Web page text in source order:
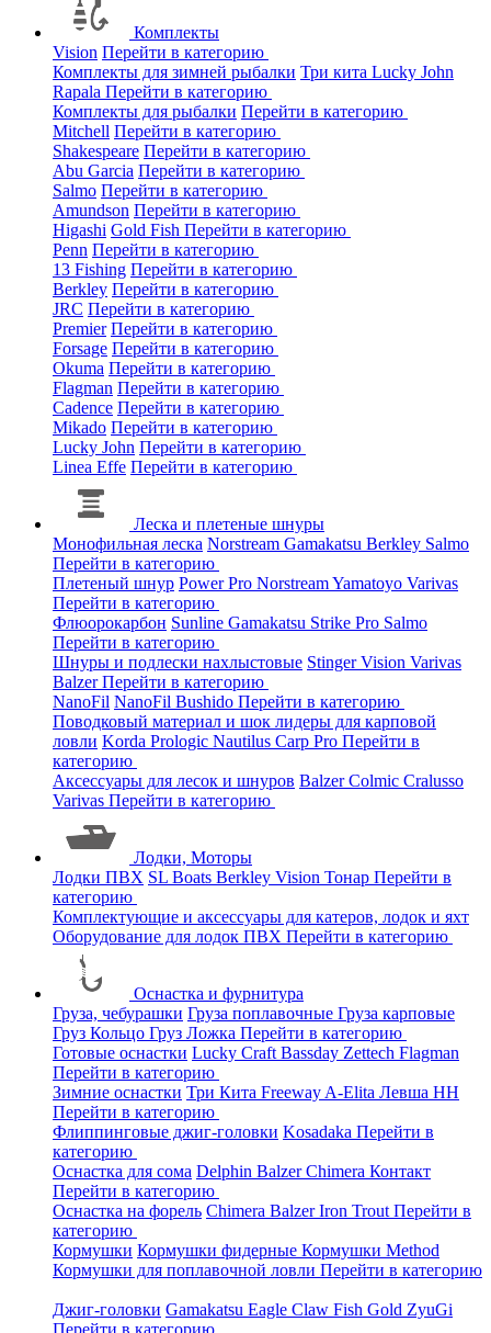
Комплекты
Vision Перейти в категорию
Комплекты для зимней рыбалки Три кита Lucky John
Rapala Перейти в категорию
Комплекты для рыбалки Перейти в категорию
Mitchell Перейти в категорию
Shakespeare Перейти в категорию
Abu Garcia Перейти в категорию
Salmo Перейти в категорию
Amundson Перейти в категорию
Higashi Gold Fish Перейти в категорию
Penn Перейти в категорию
13 Fishing Перейти в категорию
Berkley Перейти в категорию
JRC Перейти в категорию
Premier Перейти в категорию
Forsage Перейти в категорию
Okuma Перейти в категорию
Flagman Перейти в категорию
Cadence Перейти в категорию
Mikado Перейти в категорию
Lucky John Перейти в категорию
Linea Effe Перейти в категорию
Леска и плетеные шнуры
Монофильная леска Norstream Gamakatsu Berkley Salmo
Перейти в категорию
Плетеный шнур Power Pro NorstreamYamatoyo Varivas
Перейти в категорию
Флюорокарбон Sunline Gamakatsu Strike Pro Salmo
Перейти в категорию
Шнуры и подлески нахлыстовые StingerVision Varivas
BalzerПерейти в категорию
NanoFil NanoFil Bushido Перейти в категорию
Поводковый материал и шок лидеры для карповой
ловли Korda Prologic Nautilus Carp Pro Перейти в
категорию
Аксессуары для лесок и шнуров BalzerColmic Cralusso
Varivas Перейти в категорию
Лодки, Моторы
Лодки ПВХ SL Boats Berkley Vision Тонар Перейти в
категорию
Комплектующие и аксессуары для катеров, лодок и яхт
Оборудование для лодок ПВХ Перейти в категорию
Оснастка и фурнитура
Груза, чебурашки Груза поплавочные Груза карповые
Груз Кольцо Груз Ложка Перейти в категорию
Готовые оснастки Lucky Craft Bassday Zettech Flagman
Перейти в категорию
Зимние оснастки Три Кита Freeway A-Elita Левша НН
Перейти в категорию
Флиппинговые джиг-головки Kosadaka Перейти в
категорию
Оснастка для сома Delphin BalzerChimera Контакт
Перейти в категорию
Оснастка на форель Chimera BalzerIron Trout Перейти в
категорию
Кормушки Кормушки фидерные Кормушки Method
Кормушки для поплавочной ловли Перейти в категорию
Джиг-головки Gamakatsu Eagle Claw Fish Gold ZyuGi
Перейти в категорию